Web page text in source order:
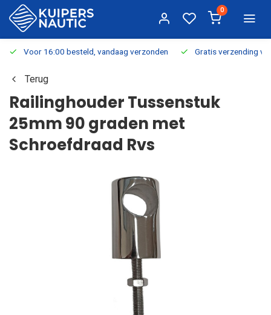
0
Voor 16:00 besteld, vandaag verzonden Gratis verzending
Terug
Railinghouder Tussenstuk
25mm 90 graden met
Schroefdraad Rvs